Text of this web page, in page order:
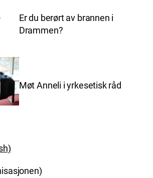
Er du berørt av brannen i
Drammen?
Møt Anneli i yrkesetisk råd